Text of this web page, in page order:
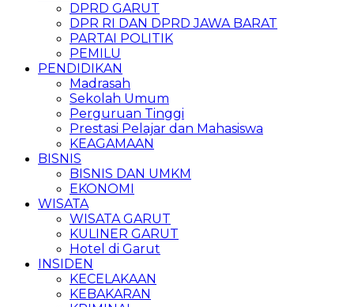
DPRD GARUT
DPR RI DAN DPRD JAWA BARAT
PARTAI POLITIK
PEMILU
PENDIDIKAN
Madrasah
Sekolah Umum
Perguruan Tinggi
Prestasi Pelajar dan Mahasiswa
KEAGAMAAN
BISNIS
BISNIS DAN UMKM
EKONOMI
WISATA
WISATA GARUT
KULINER GARUT
Hotel di Garut
INSIDEN
KECELAKAAN
KEBAKARAN